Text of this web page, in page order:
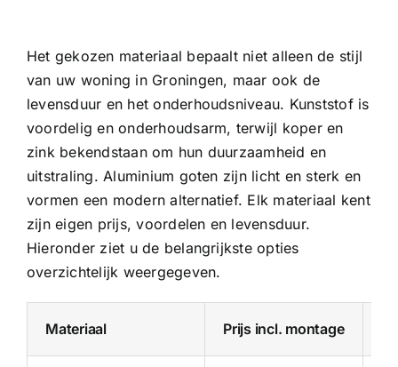
Het gekozen materiaal bepaalt niet alleen de stijl
van uw woning in Groningen, maar ook de
levensduur en het onderhoudsniveau. Kunststof is
voordelig en onderhoudsarm, terwijl koper en
zink bekendstaan om hun duurzaamheid en
uitstraling.Aluminium goten zijn licht en sterk en
vormen een modern alternatief. Elk materiaal kent
zijn eigen prijs, voordelen en levensduur.
Hieronder ziet u de belangrijkste opties
overzichtelijk weergegeven.
Materiaal Prijs incl. montage